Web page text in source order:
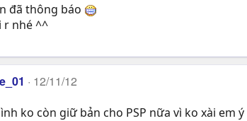
đã thông báo
r nhé ^^
12/11/12
ko còn giữ bản cho PSP nữa vì ko xài